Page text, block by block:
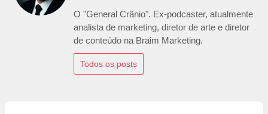
O "General Crânio". Ex-podcaster, atualmente
analista de marketing, diretor de arte e diretor
de conteúdo na Braim Marketing.
Todos os posts